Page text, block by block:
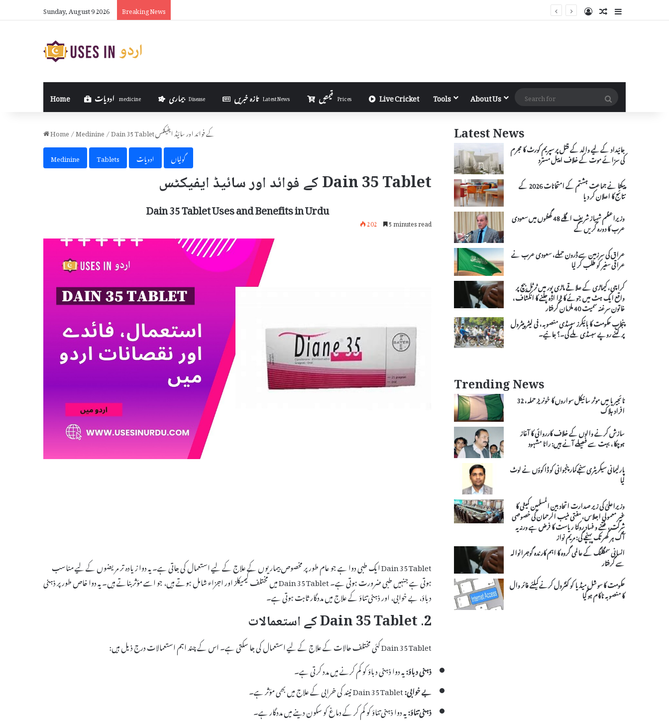
Sunday, August 9 2026 Breaking News Log InRandom Article
Sidebar
Home medicine بیماری Disease تازہ خبریں Latest News Prices Live Cricket Tools About Us
Search
for
Home/Medinine/
Dain 35 Tablet کے فوائد اور سائیڈ ایفیکٹس
Medinine
Tablets ادویات گولیاں
Dain 35 Tablet کے فوائد اور سائیڈ ایفیکٹس
Dain 35 Tablet Uses and Benefits in Urdu
202 5 minutes read
Dain 35 Tablet ایک طبی دوا ہے جو عام طور پر مخصوص بیماریوں کے علاج کے لیے استعمال کی جاتی ہے۔ یہ دوا زیادہ تر مریضوں کے لیے مناسب
ہوتی ہے جنہیں طبی ضرورت ہوتی ہے۔ Dain 35 Tablet میں مختلف کیمیکلز اور اجزاء شامل ہوتے ہیں، جو اسے مؤثر بناتے ہیں۔ یہ دوا خاص طور پر ذہنی
دباؤ، بے خوابی، اور ذہنی تناؤ کے علاج میں مددگار ثابت ہوتی ہے۔
2. Dain 35 Tablet کے استعمالات
Dain 35 Tablet کئی مختلف حالات کے علاج کے لیے استعمال کی جا سکتی ہے۔ اس کے چند اہم استعمالات درج ذیل ہیں:
ذہنی دباؤ:یہ دوا ذہنی دباؤ کو کم کرنے میں مدد کرتی ہے۔
بے خوابی:
ذہنی تناؤ:یہ دوا ذہنی تناؤ کو کم کر کے دماغ کو سکون دینے میں مددگار ہے۔
Latest News
جائیداد کے لیے والد کے قتل پر سپریم کورٹ کا مجرم
کی سزائے موت کے خلاف اپیل مسترد
پیکٹا نے جماعت ہشتم کے امتحانات 2026 کے
نتائج کا اعلان کر دیا
وزیراعظم شہباز شریف اگلے 48 گھنٹوں میں سعودی
عرب کا دورہ کریں گے
عراق کی سرزمین سے ڈرون حملے، سعودی عرب نے
عراقی سفیر کو طلب کر لیا
کراچی، کیماڑی کے علاقے ماڑی پور میں ٹرٹل بیچ پر
واقع ایک ہٹ میں جوئے کا بڑا اڈہ چلنے کا انکشاف،
خاتون سرغنہ سمیت 40 ملزمان گرفتار
پنجاب حکومت کا بائیکرز سبسڈی منصوبہ، فی لیٹر پیٹرول
پر کتنے روپے سبسڈی ملے گی۔؟ جانیے۔
Trending News
نائجیریا میں موٹر سائیکل سواروں کا خونریز حملہ، 32
افراد ہلاک
سازش کرنے والوں کے خلاف کارروائی کا آغاز
ہوچکا، بہت سے فیصلے آنے ہیں: رانا مشہود
پارلیمانی سیکریٹری سنجےکمار پنجوانی کو ڈاکوؤں نے لوٹ
لیا
وزیراعلیٰ کی زیر صدارت اتحادبین المسلمین کمیٹی کا
غیر معمولی اجلاس، مفتی منیب الرحمان کی خصوصی
شرکت، فتنے و فساد روکنا ریاست کا فرض ہے ورنہ یہ
آگ ہر گھر تک پہنچے گی: مریم نواز
انسانی سمگلنگ کے عالمی گروہ کا اہم کارندہ گوجرانوالہ
سے گرفتار
حکومت کا سوشل میڈیا کو کنٹرول کرنے کیلئے فائر وال
کا منصوبہ ناکام ہو گیا